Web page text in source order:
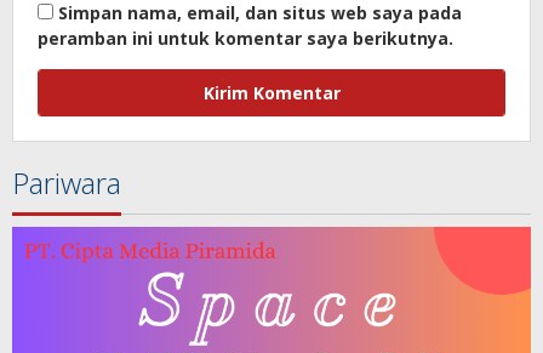
Simpan nama, email, dan situs web saya pada
peramban ini untuk komentar saya berikutnya.
Pariwara